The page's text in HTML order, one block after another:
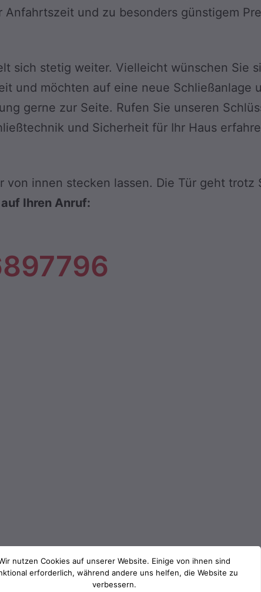
und zu besonders günstigem
sich stetig weiter. Vielleicht wünschen Sie
und möchten auf eine neue Schließanlage
gerne zur Seite. Rufen Sie unseren
und Sicherheit für Ihr Haus
von innen stecken lassen. Die Tür geht trotz
Ihren Anruf:
nutzen Cookies auf unserer Website. Einige von ihnen sind
erforderlich, während andere uns helfen, die Website zu
verbessern.